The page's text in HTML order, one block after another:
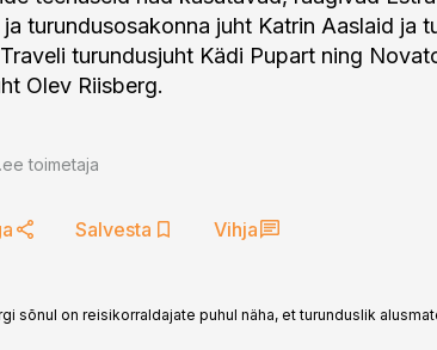
turundusosakonna juht Katrin Aaslaid ja
turundusjuht Kädi Pupart ning
Olev Riisberg.
toimetaja
Salvesta Vihja
sõnul on reisikorraldajate puhul näha, et turunduslik